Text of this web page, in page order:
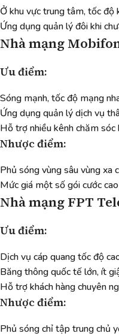
Ở khu vực trung tâm, tốc
Ứng dụng quản lý đôi khi
Nhà mạng
Ưu điểm:
Sóng mạnh, tốc độ mạng
Ứng dụng quản lý dịch vụ
Hỗ trợ nhiều kênh chăm sóc
Nhược điểm:
Phủ sóng vùng sâu vùng xa
Mức giá một số gói cước
Nhà mạng FPT
Ưu điểm:
Dịch vụ cáp quang tốc độ
Băng thông quốc tế lớn, ít
Hỗ trợ khách hàng chuyên
Nhược điểm:
Phủ sóng chỉ tập trung chủ